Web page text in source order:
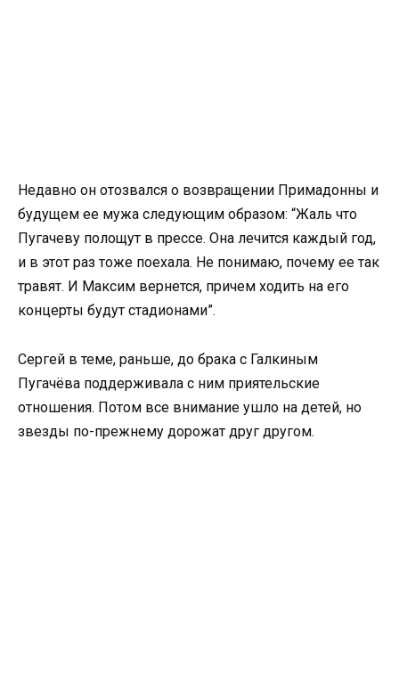
Недавно он отозвался о возвращении Примадонны и
будущем ее мужа следующим образом: “Жаль что
Пугачеву полощут в прессе. Она лечится каждый год,
и в этот раз тоже поехала. Не понимаю, почему ее так
травят. И Максим вернется, причем ходить на его
концерты будут стадионами”.
Сергей в теме, раньше, до брака с Галкиным
Пугачёва поддерживала с ним приятельские
отношения. Потом все внимание ушло на детей, но
звезды по-прежнему дорожат друг другом.